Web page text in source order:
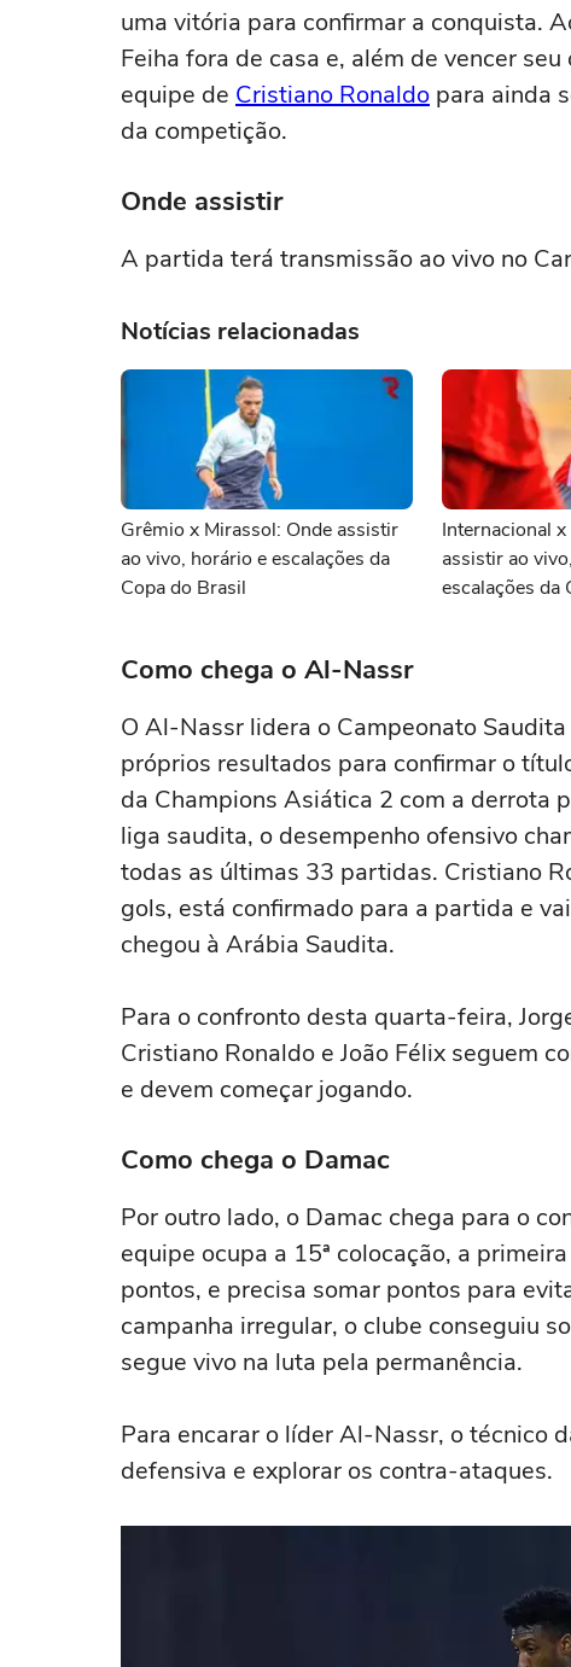
uma vitória para confirmar a conquista.
Feiha fora de casa e, além de vencer
equipe de Cristiano Ronaldo para ainda
da competição.
Onde assistir
A partida terá transmissão ao vivo no
Notícias relacionadas
Grêmio x Mirassol: Onde assistir
ao vivo, horário e escalações da
Copa do Brasil
Internacional
assistir ao
escalações da
Como chega o Al-Nassr
O Al-Nassr lidera o Campeonato
próprios resultados para confirmar o
da Champions Asiática 2 com a derrota
liga saudita, o desempenho ofensivo
todas as últimas 33 partidas. Cristiano
gols, está confirmado para a partida e
chegou à Arábia Saudita.
Para o confronto desta quarta-feira,
Cristiano Ronaldo e João Félix seguem
e devem começar jogando.
Como chega o Damac
Por outro lado, o Damac chega para o
equipe ocupa a 15ª colocação, a
pontos, e precisa somar pontos para
campanha irregular, o clube conseguiu
segue vivo na luta pela permanência.
Para encarar o líder Al-Nassr, o técnico
defensiva e explorar os contra-ataques.